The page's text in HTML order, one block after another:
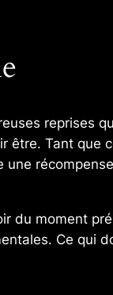
reprises
être. Tant que
moment
Ce qui